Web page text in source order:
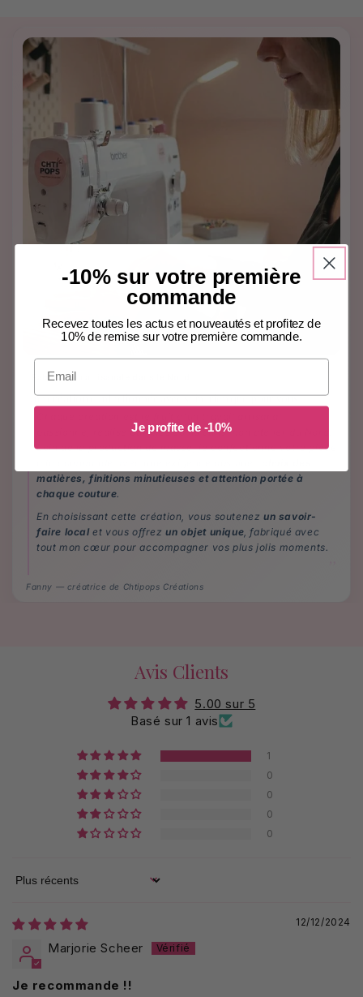
Fabrication artisanale dans le Nord
Une création confectionnée avec soin, rien que pour vous
passionné, réalisé par mes soins dans mon atelier du Nord.
Loin de la production de masse, je confectionne votre pièce
matières, finitions minutieuses et attention portée à
chaque couture.
En choisissant cette création, vous soutenez un savoir-
faire local et vous offrezun objet unique, fabriqué avec
tout mon cœur pour accompagner vos plus jolis moments.
Fanny — créatrice de Chtipops Créations
Avis Clients
5.00 sur 5
Basé sur 1 avis
1
0
0
0
0
Sort by
12/12/2024
Marjorie Scheer
Je recommande !!
-10% sur votre première
commande
Recevez toutes les actus et nouveautés et profitez de
10% de remise sur votre première commande.
Email
Je profite de -10%